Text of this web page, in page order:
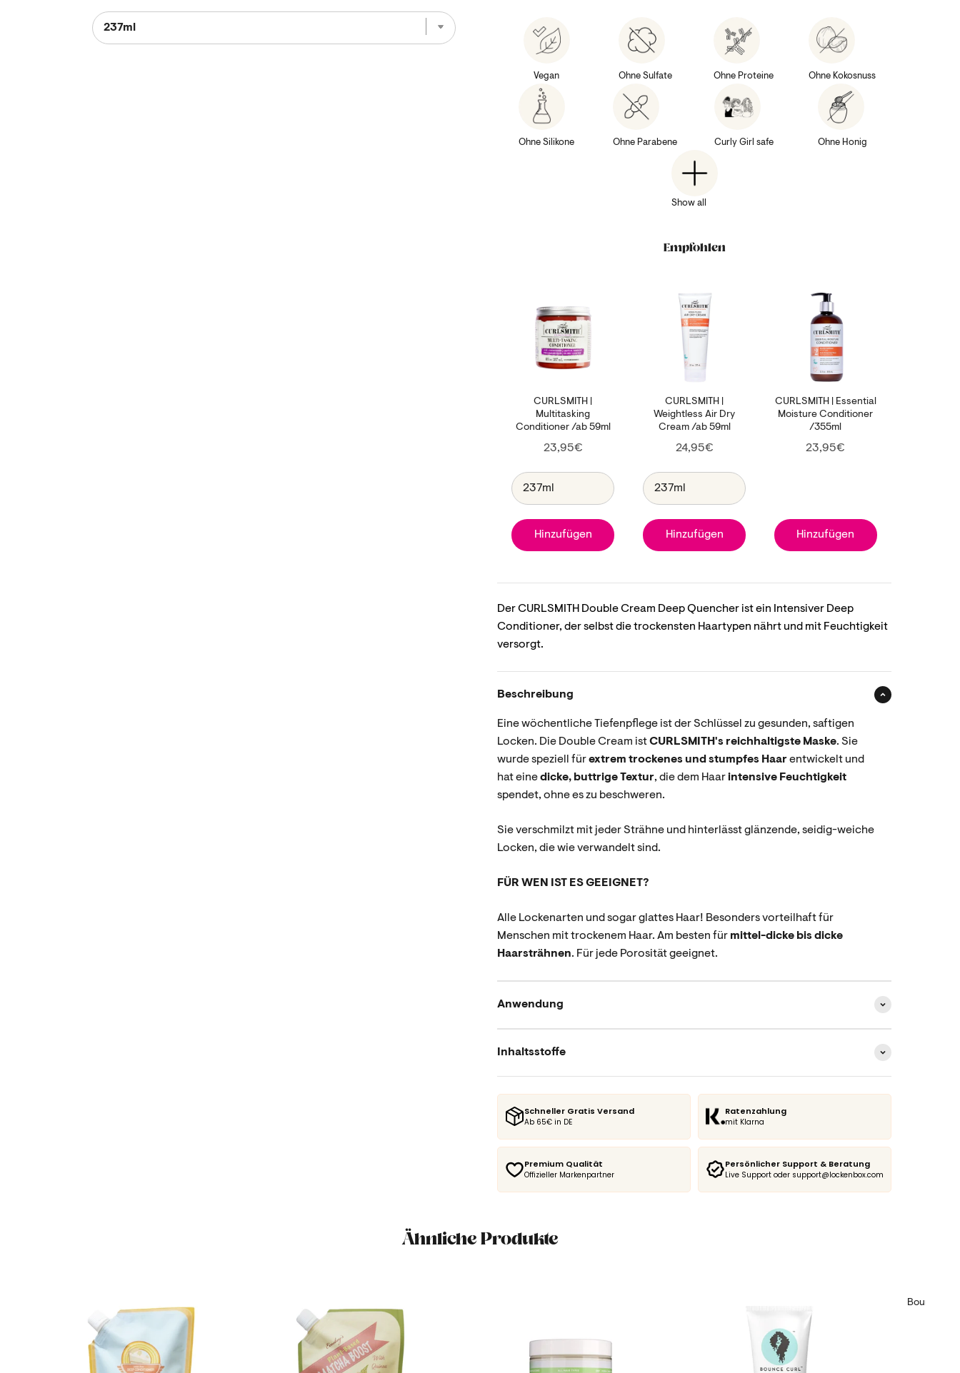
Vegan Ohne Sulfate Ohne Proteine Ohne Kokosnuss
Ohne Silikone Ohne Parabene Curly Girl safe Ohne Honig
Show all
Empfohlen
CURLSMITH |
Multitasking
Conditioner /ab 59ml
Price
23,95€
Hinzufügen
CURLSMITH |
Weightless Air Dry
Cream /ab 59ml
Price
24,95€
Hinzufügen
CURLSMITH | Essential
Moisture Conditioner
/355ml
Price
23,95€
Hinzufügen
Der CURLSMITH Double Cream Deep Quencher ist ein Intensiver Deep
Conditioner, der selbst die trockensten Haartypen nährt und mit Feuchtigkeit
versorgt.
Beschreibung
Eine wöchentliche Tiefenpflege ist der Schlüssel zu gesunden, saftigen
Locken. Die Double Cream istCURLSMITH's reichhaltigste Maske. Sie
wurde speziell fürextrem trockenes und stumpfes Haarentwickelt und
hat einedicke, buttrige Textur, die dem Haarintensive Feuchtigkeit
spendet, ohne es zu beschweren.
Sie verschmilzt mit jeder Strähne und hinterlässt glänzende, seidig-weiche
Locken, die wie verwandelt sind.
FÜR WEN IST ES GEEIGNET?
Alle Lockenarten und sogar glattes Haar! Besonders vorteilhaft für
Menschen mit trockenem Haar. Am besten für mittel-dicke bis dicke
Haarsträhnen. Für jede Porosität geeignet.
Anwendung
Inhaltsstoffe
Schneller Gratis Versand
Ab 65€ in DE
Ratenzahlung
mit Klarna
Premium Qualität
Offizieller Markenpartner
Persönlicher Support & Beratung
Live Support oder support@lockenbox.com
Ähnliche Produkte
Bounce